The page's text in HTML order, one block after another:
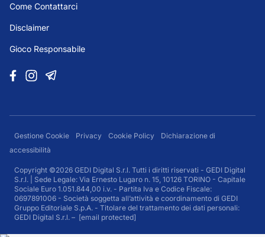
Come Contattarci
Disclaimer
Gioco Responsabile
Gestione Cookie Privacy Cookie Policy
Dichiarazione di
accessibilità
Copyright ©2026 GEDI Digital S.r.l. Tutti i diritti riservati - GEDI Digital
S.r.l. | Sede Legale: Via Ernesto Lugaro n. 15, 10126 TORINO - Capitale
Sociale Euro 1.051.844,00 i.v. - Partita Iva e Codice Fiscale:
0697891006 - Società soggetta all’attività e coordinamento di GEDI
Gruppo Editoriale S.p.A. - Titolare del trattamento dei dati personali:
GEDI Digital S.r.l. – [email protected]